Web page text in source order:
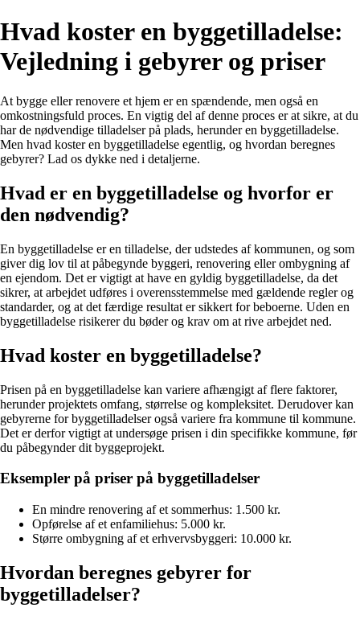
Hvad koster en byggetilladelse:
Vejledning i gebyrer og priser
At bygge eller renovere et hjem er en spændende, men også en
omkostningsfuld proces. En vigtig del af denne proces er at sikre, at du
har de nødvendige tilladelser på plads, herunder en byggetilladelse.
Men hvad koster en byggetilladelse egentlig, og hvordan beregnes
gebyrer? Lad os dykke ned i detaljerne.
Hvad er en byggetilladelse og hvorfor er
den nødvendig?
En byggetilladelse er en tilladelse, der udstedes af kommunen, og som
giver dig lov til at påbegynde byggeri, renovering eller ombygning af
en ejendom. Det er vigtigt at have en gyldig byggetilladelse, da det
sikrer, at arbejdet udføres i overensstemmelse med gældende regler og
standarder, og at det færdige resultat er sikkert for beboerne. Uden en
byggetilladelse risikerer du bøder og krav om at rive arbejdet ned.
Hvad koster en byggetilladelse?
Prisen på en byggetilladelse kan variere afhængigt af flere faktorer,
herunder projektets omfang, størrelse og kompleksitet. Derudover kan
gebyrerne for byggetilladelser også variere fra kommune til kommune.
Det er derfor vigtigt at undersøge prisen i din specifikke kommune, før
du påbegynder dit byggeprojekt.
Eksempler på priser på byggetilladelser
En mindre renovering af et sommerhus: 1.500 kr.
Opførelse af et enfamiliehus: 5.000 kr.
Større ombygning af et erhvervsbyggeri: 10.000 kr.
Hvordan beregnes gebyrer for
byggetilladelser?